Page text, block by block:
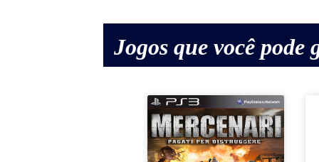
Jogos que você pode